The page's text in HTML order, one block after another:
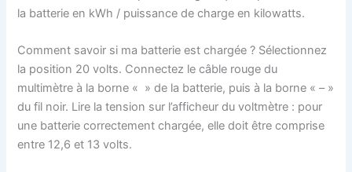
la batterie en kWh / puissance de charge en kilowatts.
Comment savoir si ma batterie est chargée ? Sélectionnez
la position 20 volts. Connectez le câble rouge du
multimètre à la borne « » de la batterie, puis à la borne « – »
du fil noir. Lire la tension sur l’afficheur du voltmètre : pour
une batterie correctement chargée, elle doit être comprise
entre 12,6 et 13 volts.